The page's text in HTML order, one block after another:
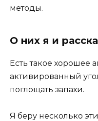
методы.
О них я и
Есть такое хорошее
активированный
поглощать запахи.
Я беру несколько